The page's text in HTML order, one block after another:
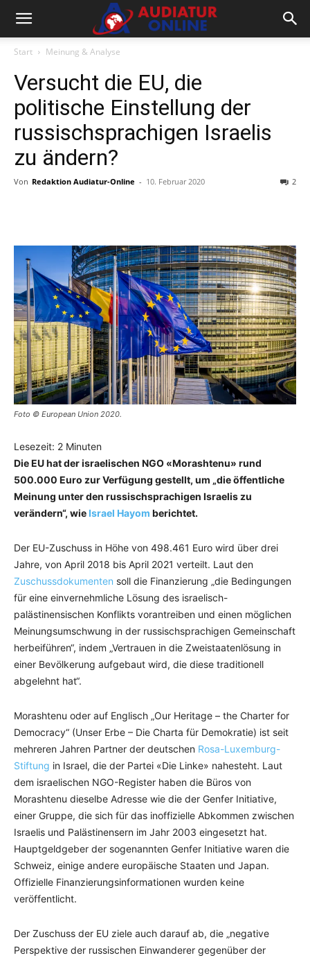
Start Meinung & Analyse
Versucht die EU, die
politische Einstellung der
russischsprachigen Israelis
zu ändern?
Von Redaktion Audiatur-Online - 10. Februar 2020 2
Foto © European Union 2020.
Lesezeit: 2 Minuten
Die EU hat der israelischen NGO «Morashtenu» rund
500.000 Euro zur Verfügung gestellt, um „die öffentliche
Meinung unter den russischsprachigen Israelis zu
verändern“, wie Israel Hayom berichtet.
Der EU-Zuschuss in Höhe von 498.461 Euro wird über drei
Jahre, von April 2018 bis April 2021 verteilt. Laut den
Zuschussdokumenten soll die Finanzierung „die Bedingungen
für eine einvernehmliche Lösung des israelisch-
palästinensischen Konflikts vorantreiben und einen möglichen
Meinungsumschwung in der russischsprachigen Gemeinschaft
herbeiführen“, indem „Vertrauen in die Zweistaatenlösung in
einer Bevölkerung aufgebaut wird, die diese traditionell
abgelehnt hat“.
Morashtenu oder auf Englisch „Our Heritage – the Charter for
Democracy“ (Unser Erbe – Die Charta für Demokratie) ist seit
mehreren Jahren Partner der deutschen Rosa-Luxemburg-
Stiftung in Israel, die der Partei «Die Linke» nahesteht. Laut
dem israelischen NGO-Register haben die Büros von
Morashtenu dieselbe Adresse wie die der Genfer Initiative,
einer Gruppe, die sich für das inoffizielle Abkommen zwischen
Israelis und Palästinensern im Jahr 2003 eingesetzt hat.
Hauptgeldgeber der sogenannten Genfer Initiative waren die
Schweiz, einige andere europäische Staaten und Japan.
Offizielle Finanzierungsinformationen wurden keine
veröffentlicht.
Der Zuschuss der EU ziele auch darauf ab, die „negative
Perspektive der russischen Einwanderer gegenüber der